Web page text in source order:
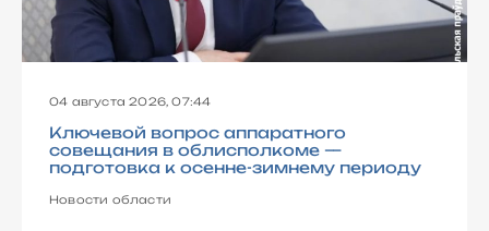
04 августа 2026, 07:44
Ключевой вопрос аппаратного
совещания в облисполкоме —
подготовка к осенне-зимнему периоду
Новости области